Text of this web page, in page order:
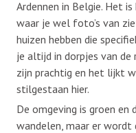
Ardennen in Belgie. Het
waar je wel foto’s van
huizen hebben die
je altijd in dorpjes van de
zijn prachtig en het lijkt
stilgestaan hier.
De omgeving is groen en
wandelen, maar er wordt